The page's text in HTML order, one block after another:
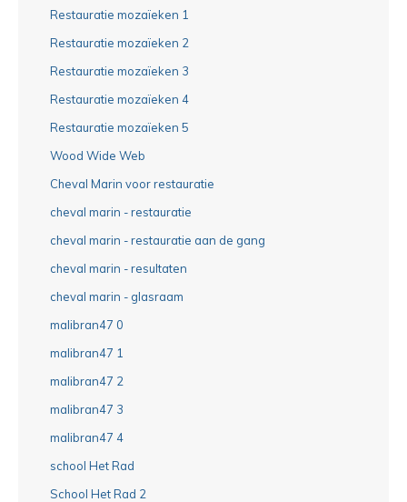
Restauratie mozaïeken 1
Restauratie mozaïeken 2
Restauratie mozaïeken 3
Restauratie mozaïeken 4
Restauratie mozaïeken 5
Wood Wide Web
Cheval Marin voor restauratie
cheval marin - restauratie
cheval marin - restauratie aan de gang
cheval marin - resultaten
cheval marin - glasraam
malibran47 0
malibran47 1
malibran47 2
malibran47 3
malibran47 4
school Het Rad
School Het Rad 2